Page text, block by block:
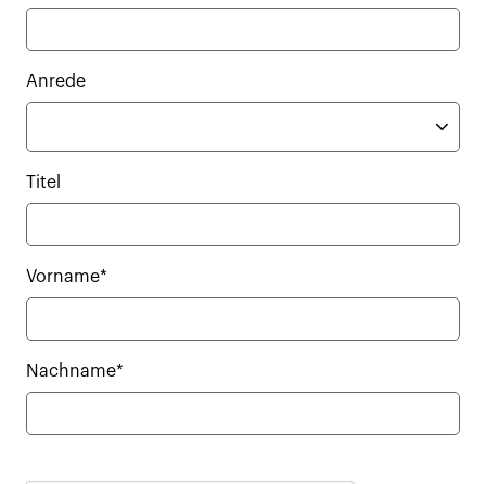
Anrede
Titel
Vorname*
Nachname*